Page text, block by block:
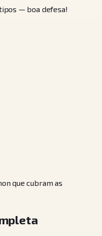
— boa defesa!
que cubram as